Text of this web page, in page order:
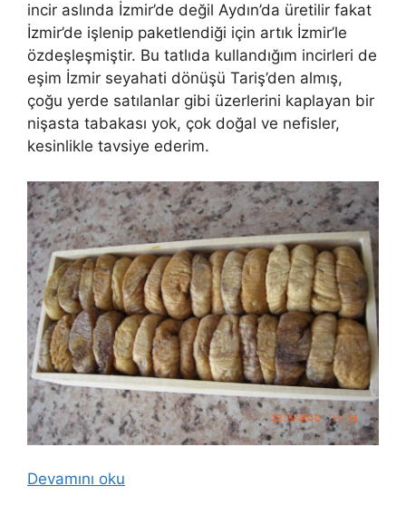
incir aslında İzmir’de değil Aydın’da üretilir fakat
İzmir’de işlenip paketlendiği için artık İzmir’le
özdeşleşmiştir. Bu tatlıda kullandığım incirleri de
eşim İzmir seyahati dönüşü Tariş’den almış,
çoğu yerde satılanlar gibi üzerlerini kaplayan bir
nişasta tabakası yok, çok doğal ve nefisler,
kesinlikle tavsiye ederim.
Devamını oku